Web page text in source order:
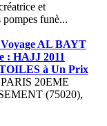
et
funè...
AL BAYT
: HAJJ 2011
à Un Prix
20EME
(75020),